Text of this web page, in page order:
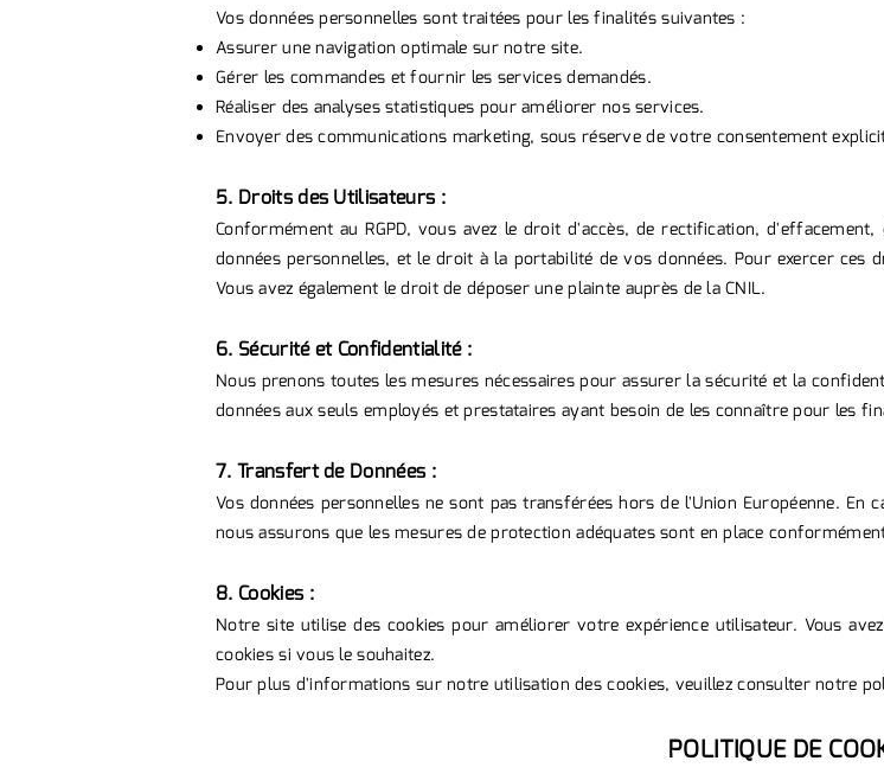
Vos données personnelles sont traitées pour les finalités suivantes :
Assurer une navigation optimale sur notre site.
Gérer les commandes et fournir les services demandés.
Réaliser des analyses statistiques pour améliorer nos services.
Envoyer des communications marketing, sous réserve de votre consentement
5. Droits des Utilisateurs :
Conformément au RGPD, vous avez le droit d'accès, de rectification,
données personnelles, et le droit à la portabilité de vos données. Pour exercer ces
Vous avez également le droit de déposer une plainte auprès de la CNIL.
6. Sécurité et Confidentialité :
Nous prenons toutes les mesures nécessaires pour assurer la sécurité et la
données aux seuls employés et prestataires ayant besoin de les connaître pour les
7. Transfert de Données :
Vos données personnelles ne sont pas transférées hors de l'Union Européenne.
nous assurons que les mesures de protection adéquates sont en place conformément
8. Cookies :
Notre site utilise des cookies pour améliorer votre expérience utilisateur. Vous
cookies si vous le souhaitez.
Pour plus d'informations sur notre utilisation des cookies, veuillez consulter notre
POLITIQUE DE